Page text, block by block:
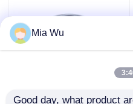
Mia Wu
Good day, what product